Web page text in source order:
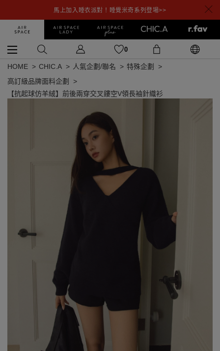
馬上加入睡衣派對！睡覺米奇系列登場>>
0
HOME CHIC.A 人氣企劃/聯名
特殊企劃
高訂級品牌面料企劃
【抗起球仿羊絨】前後兩穿交叉鏤空V領長袖針織衫